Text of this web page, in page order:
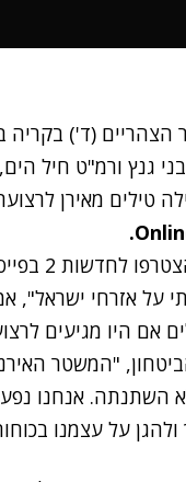
הצהריים (ד') בקריה
גנץ ורמ"ט חיל
טילים מאירן
2 בפייסבוק
אזרחי ישראל",
אם היו מגיעים
"המשטר
לא השתנתה. אנחנו
על עצמנו